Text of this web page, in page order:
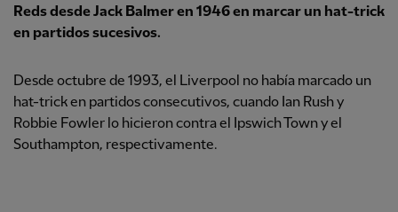
Reds desde Jack Balmer en 1946 en marcar un hat-trick
en partidos sucesivos.
Desde octubre de 1993, el Liverpool no había marcado un
hat-trick en partidos consecutivos, cuando Ian Rush y
Robbie Fowler lo hicieron contra el Ipswich Town y el
Southampton, respectivamente.